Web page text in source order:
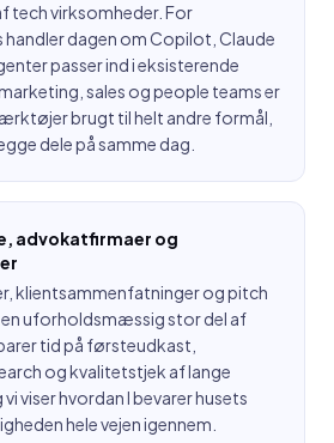
tech virksomheder. For
dagen om Copilot, Claude
passer ind i eksisterende
sales og people teams er
brugt til helt andre formål,
dele på samme dag.
advokatfirmaer og
klientsammenfatninger og pitch
uforholdsmæssig stor del af
tid på førsteudkast,
og kvalitetstjek af lange
viser hvordan I bevarer husets
hele vejen igennem.